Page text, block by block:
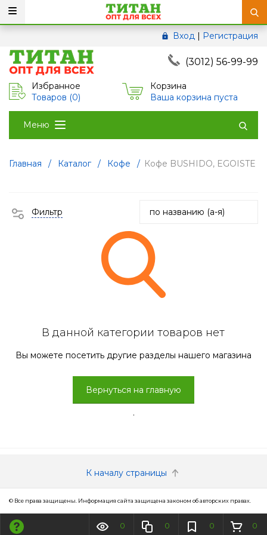
0 0 0 0
Вход | Регистрация
(3012) 56-99-99
Избранное
Товаров (0)
Корзина
Ваша корзина пуста
Меню
Главная / Каталог / Кофе / Кофе BUSHIDO, EGOISTE
Фильтр
В данной категории товаров нет
Вы можете посетить другие разделы нашего магазина
Вернуться на главную
.
К началу страницы
© Все права защищены. Информация сайта защищена законом об авторских правах.